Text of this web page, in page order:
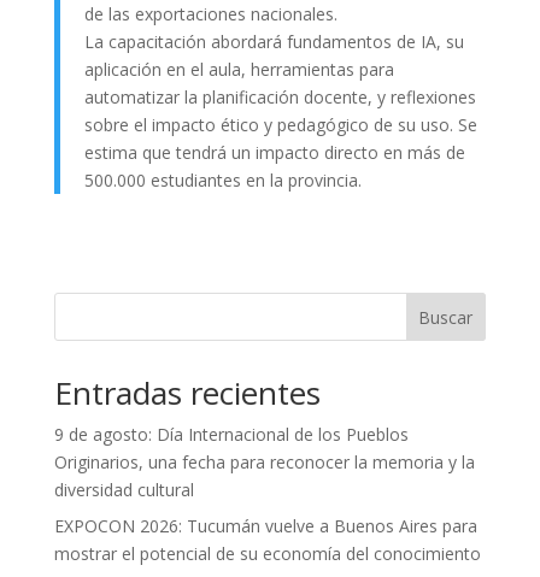
de las exportaciones nacionales.
La capacitación abordará fundamentos de IA, su
aplicación en el aula, herramientas para
automatizar la planificación docente, y reflexiones
sobre el impacto ético y pedagógico de su uso. Se
estima que tendrá un impacto directo en más de
500.000 estudiantes en la provincia.
Buscar
Entradas recientes
9 de agosto: Día Internacional de los Pueblos
Originarios, una fecha para reconocer la memoria y la
diversidad cultural
EXPOCON 2026: Tucumán vuelve a Buenos Aires para
mostrar el potencial de su economía del conocimiento